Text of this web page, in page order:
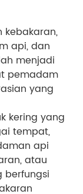
kebakaran,
api, dan
menjadi
pemadam
yang
kering yang
tempat,
api
atau
berfungsi